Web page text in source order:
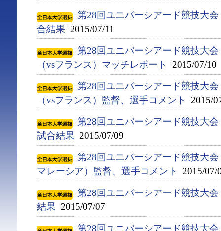
第28回ユニバーシアード競技大
合結果 2015/07/11
第28回ユニバーシアード競技大
（vsフランス）マッチレポート
2015/07/10
第28回ユニバーシアード競技大
（vsフランス）監督、選手コメント
2015/
第28回ユニバーシアード競技大
試合結果 2015/07/09
第28回ユニバーシアード競技大
マレーシア）監督、選手コメント
2015/07/
第28回ユニバーシアード競技大
結果 2015/07/07
第28回ユニバーシアード競技大